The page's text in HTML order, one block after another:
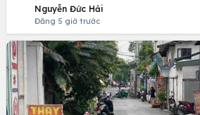
Nguyễn Đức Hải
Đăng 5 giờ trước